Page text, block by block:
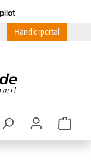
Händlerportal